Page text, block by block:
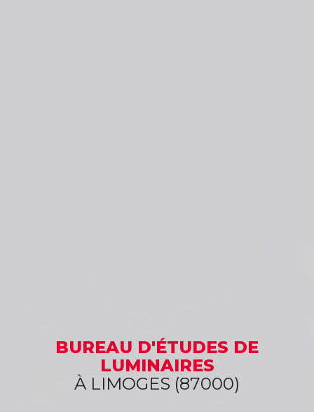
BUREAU D'ÉTUDES DE
LUMINAIRES
À LIMOGES (87000)